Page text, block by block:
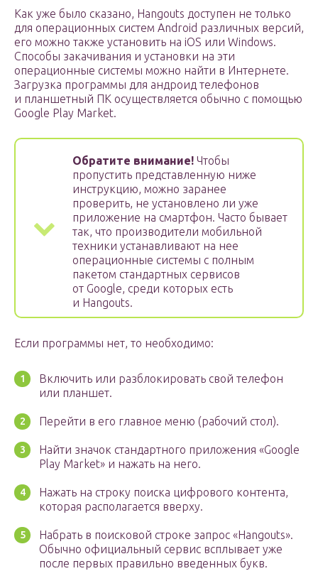
Как уже было сказано, Hangouts доступен не только
для операционных систем Android различных версий,
его можно также установить на iOS или Windows.
Способы закачивания и установки на эти
операционные системы можно найти в Интернете.
Загрузка программы для андроид телефонов
и планшетный ПК осуществляется обычно с помощью
Google Play Market.
Обратите внимание! Чтобы
пропустить представленную ниже
инструкцию, можно заранее
проверить, не установлено ли уже
приложение на смартфон. Часто бывает
так, что производители мобильной
техники устанавливают на нее
операционные системы с полным
пакетом стандартных сервисов
от Google, среди которых есть
и Hangouts.
Если программы нет, то необходимо:
Включить или разблокировать свой телефон
или планшет.
Перейти в его главное меню (рабочий стол).
Найти значок стандартного приложения «Google
Play Market» и нажать на него.
Нажать на строку поиска цифрового контента,
которая располагается вверху.
Набрать в поисковой строке запрос «Hangouts».
Обычно официальный сервис всплывает уже
после первых правильно введенных букв.